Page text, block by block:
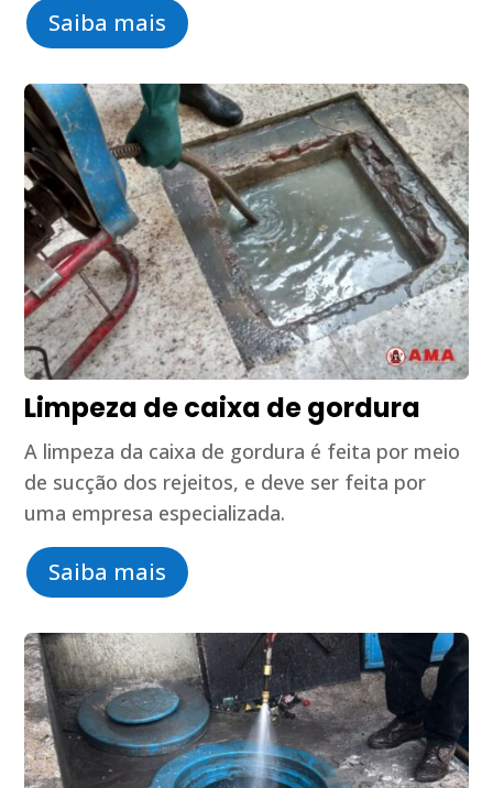
Saiba mais
Limpeza de caixa de gordura
A limpeza da caixa de gordura é feita por meio
de sucção dos rejeitos, e deve ser feita por
uma empresa especializada.
Saiba mais